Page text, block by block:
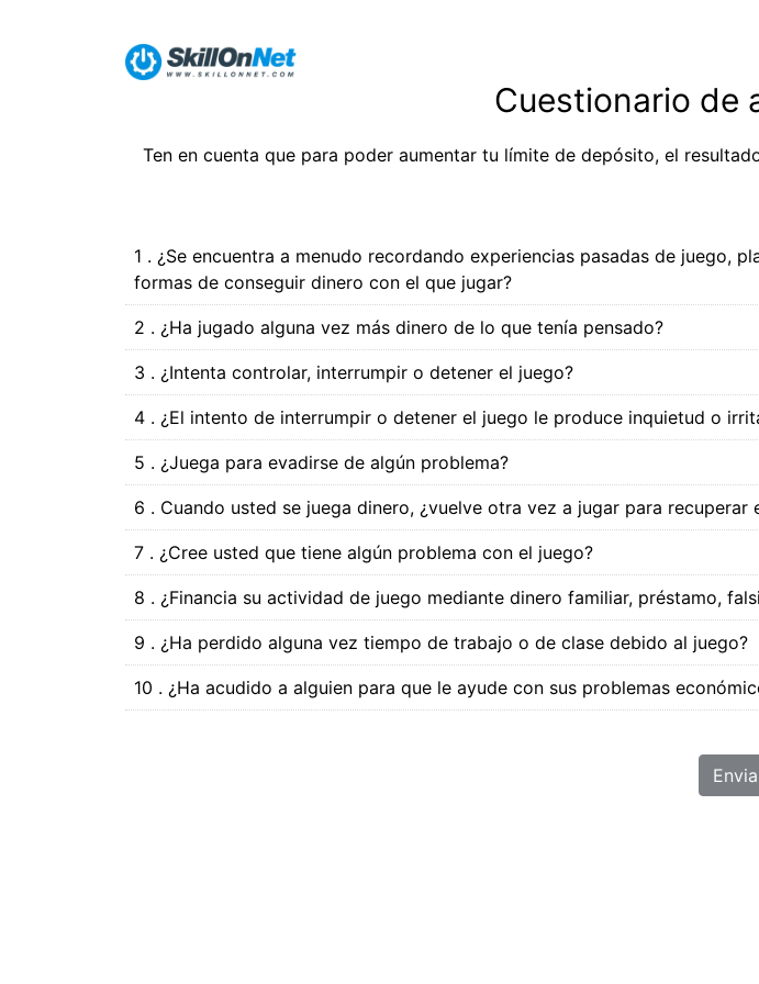
Cuestionario de
Ten en cuenta que para poder aumentar tu límite de depósito, el
1 . ¿Se encuentra a menudo recordando experiencias pasadas de juego,
formas de conseguir dinero con el que jugar?
2 . ¿Ha jugado alguna vez más dinero de lo que tenía pensado?
3 . ¿Intenta controlar, interrumpir o detener el juego?
4 . ¿El intento de interrumpir o detener el juego le produce inquietud o
5 . ¿Juega para evadirse de algún problema?
6 . Cuando usted se juega dinero, ¿vuelve otra vez a jugar para recuperar
7 . ¿Cree usted que tiene algún problema con el juego?
8 . ¿Financia su actividad de juego mediante dinero familiar, préstamo,
9 . ¿Ha perdido alguna vez tiempo de trabajo o de clase debido al juego?
10 . ¿Ha acudido a alguien para que le ayude con sus problemas